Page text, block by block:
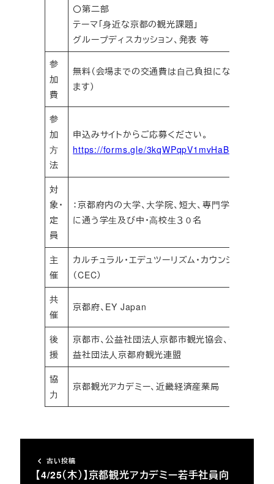
〇第二部
テーマ「⾝近な京都の観光課題」
グループディスカッション、発表 等
参
加
費
無料（会場までの交通費は⾃⼰負担になり
ます）
参
加
⽅
法
申込みサイトからご応募ください。
https://forms.gle/3kqWPqpV1mvHaBf79
対
象・
定
員
：京都府内の⼤学、⼤学院、短⼤、専⾨学校
に通う学⽣及び中・⾼校⽣３０名
主
催
カルチュラル・エデュツーリズム・カウンシル
（CEC）
共
催
京都府、EY Japan
後
援
京都市、公益社団法⼈京都市観光協会、公
益社団法⼈京都府観光連盟
協
⼒
京都観光アカデミー、近畿経済産業局
古い投稿
【4/25（木）】京都観光アカデミー若手社員向